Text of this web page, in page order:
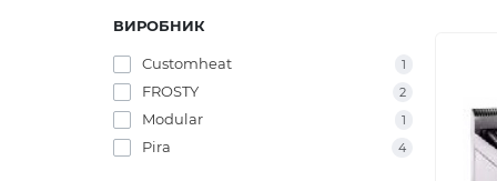
ВИРОБНИК
Customheat 1
FROSTY 2
Modular 1
Pira 4